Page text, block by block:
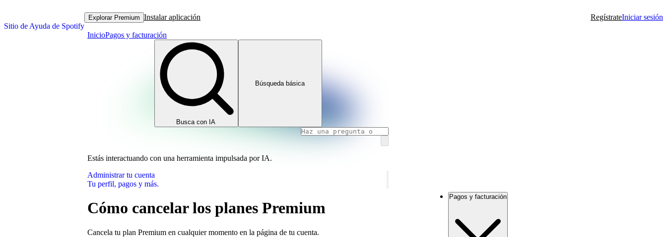
Sitio de Ayuda de Spotify
Explorar Premium Instalar aplicación RegístrateIniciar sesión
InicioPagos y facturación
Busca con IA
Búsqueda básica
Estás interactuando con una herramienta impulsada por IA.
Administrar tu cuenta
Tu perfil, pagos y más.
Cómo cancelar los planes Premium
Cancela tu plan Premium en cualquier momento en la página de tu cuenta.
Pagos y facturación